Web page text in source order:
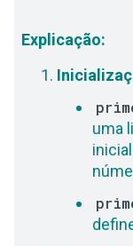
Explicação:
uma